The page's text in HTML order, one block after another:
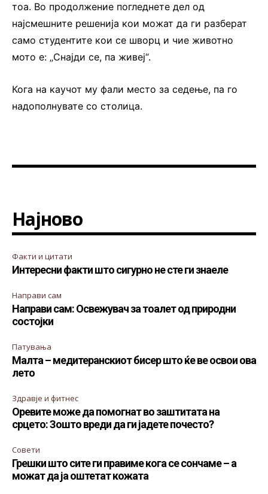
тоа. Во продолжение погледнете дел од
најсмешните решенија кои можат да ги разберат
само студентите кои се шворц и чие животно
мото е: „Снајди се, па живеј“.
Кога на каучот му фали место за седење, па го
надополнувате со столица.
Најново
Факти и цитати
Интересни факти што сигурно не сте ги знаеле
Направи сам
Направи сам: Освежувач за тоалет од природни
состојки
Патувања
Малта – медитеранскиот бисер што ќе ве освои ова
лето
Здравје и фитнес
Оревите може да помогнат во заштитата на
срцето: Зошто вреди да ги јадете почесто?
Совети
Грешки што сите ги правиме кога се сончаме – а
можат да ја оштетат кожата